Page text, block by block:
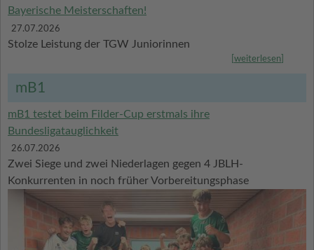
Bayerische Meisterschaften!
27.07.2026
Stolze Leistung der TGW Juniorinnen
weiterlesen
mB1
mB1 testet beim Filder-Cup erstmals ihre
Bundesligatauglichkeit
26.07.2026
Zwei Siege und zwei Niederlagen gegen 4 JBLH-
Konkurrenten in noch früher Vorbereitungsphase